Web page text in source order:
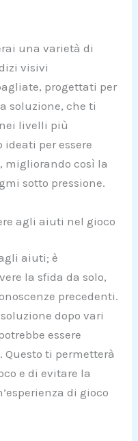
una varietà di
visivi
progettati per
soluzione, che ti
livelli più
per essere
migliorando così la
sotto pressione.
agli aiuti nel gioco
aiuti; è
la sfida da solo,
precedenti.
dopo vari
essere
ti permetterà
e di evitare la
di gioco